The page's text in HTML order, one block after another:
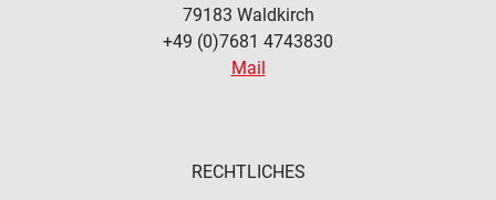
79183 Waldkirch
+49 (0)7681 4743830
Mail
RECHTLICHES